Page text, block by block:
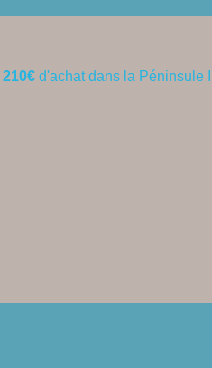
210€d'achat dans la Péninsule